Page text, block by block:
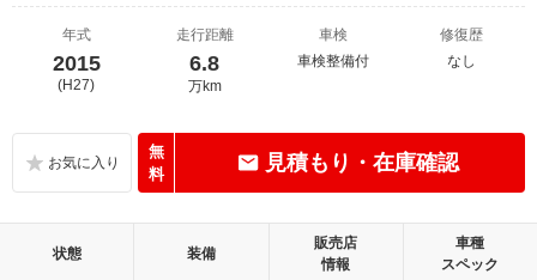
年式
2015
(H27)
走行距離
6.8
万km
車検
車検整備付
修復歴
なし
無
料
見積もり・在庫確認
状態 装備
販売店
情報
車種
スペック